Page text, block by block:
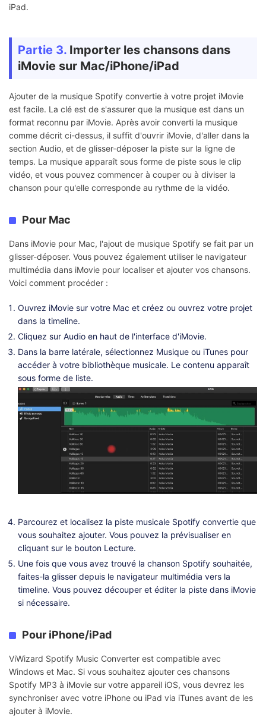
iPad.
Partie 3. Importer les chansons dans
iMovie sur Mac/iPhone/iPad
Ajouter de la musique Spotify convertie à votre projet iMovie
est facile. La clé est de s'assurer que la musique est dans un
format reconnu par iMovie. Après avoir converti la musique
comme décrit ci-dessus, il suffit d'ouvrir iMovie, d'aller dans la
section Audio, et de glisser-déposer la piste sur la ligne de
temps. La musique apparaît sous forme de piste sous le clip
vidéo, et vous pouvez commencer à couper ou à diviser la
chanson pour qu'elle corresponde au rythme de la vidéo.
Pour Mac
Dans iMovie pour Mac, l'ajout de musique Spotify se fait par un
glisser-déposer. Vous pouvez également utiliser le navigateur
multimédia dans iMovie pour localiser et ajouter vos chansons.
Voici comment procéder :
Ouvrez iMovie sur votre Mac et créez ou ouvrez votre projet
dans la timeline.
Cliquez sur Audio en haut de l'interface d'iMovie.
Dans la barre latérale, sélectionnez Musique ou iTunes pour
accéder à votre bibliothèque musicale. Le contenu apparaît
sous forme de liste.
Parcourez et localisez la piste musicale Spotify convertie que
vous souhaitez ajouter. Vous pouvez la prévisualiser en
cliquant sur le bouton Lecture.
Une fois que vous avez trouvé la chanson Spotify souhaitée,
faites-la glisser depuis le navigateur multimédia vers la
timeline. Vous pouvez découper et éditer la piste dans iMovie
si nécessaire.
Pour iPhone/iPad
ViWizard Spotify Music Converter est compatible avec
Windows et Mac. Si vous souhaitez ajouter ces chansons
Spotify MP3 à iMovie sur votre appareil iOS, vous devrez les
synchroniser avec votre iPhone ou iPad via iTunes avant de les
ajouter à iMovie.